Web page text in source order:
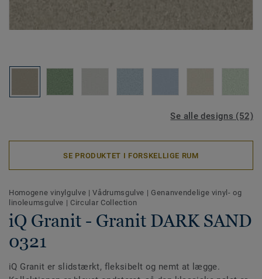
Se alle designs (52)
SE PRODUKTET I FORSKELLIGE RUM
Homogene vinylgulve |Vådrumsgulve | Genanvendelige vinyl- og
linoleumsgulve | Circular Collection
iQ Granit - Granit DARK SAND
0321
iQ Granit er slidstærkt, fleksibelt og nemt at lægge.